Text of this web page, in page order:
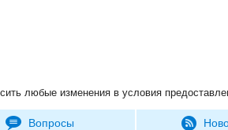
VOCO SANYA DADONGHAI BY IHG 5*
Пекин-Шанхай (8д/7н) 4*
любые изменения в условия
Вопросы